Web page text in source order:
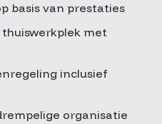
basis van prestaties
met
inclusief
organisatie